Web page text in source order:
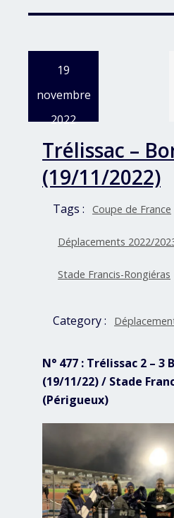
19
novembre
2022
Trélissac –
(19/11/2022)
Tags : Coupe de France
Déplacements 2022/
Stade Francis-Rongiéras
Category :
N° 477 : Trélissac 2 – 3
(19/11/22) / Stade
(Périgueux)